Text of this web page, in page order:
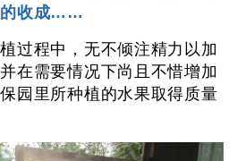
的收成……
过程中，无不倾注精力以加
在需要情况下尚且不惜增加
园里所种植的水果取得质量